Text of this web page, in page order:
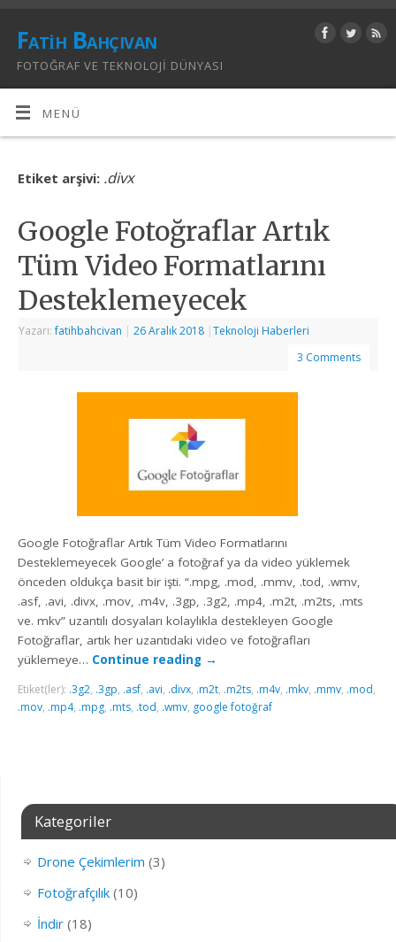
Fatih Bahçıvan
FOTOĞRAF VE TEKNOLOJI DÜNYASI
MENÜ
Etiket arşivi: .divx
Google Fotoğraflar Artık
Tüm Video Formatlarını
Desteklemeyecek
Yazarı:fatihbahcivan | 26 Aralık 2018 |Teknoloji Haberleri
3 Comments
Google Fotoğraflar Artık Tüm Video Formatlarını
Desteklemeyecek Google’ a fotoğraf ya da video yüklemek
önceden oldukça basit bir işti. “.mpg, .mod, .mmv, .tod, .wmv,
.asf, .avi, .divx, .mov, .m4v, .3gp, .3g2, .mp4, .m2t, .m2ts, .mts
ve. mkv” uzantılı dosyaları kolaylıkla destekleyen Google
Fotoğraflar, artık her uzantıdaki video ve fotoğrafları
yüklemeye… Continue reading →
Etiket(ler): .3g2, .3gp, .asf, .avi, .divx, .m2t, .m2ts, .m4v, .mkv, .mmv, .mod,
.mov, .mp4, .mpg, .mts, .tod, .wmv, google fotoğraf
Kategoriler
Drone Çekimlerim (3)
Fotoğrafçılık(10)
İndir(18)